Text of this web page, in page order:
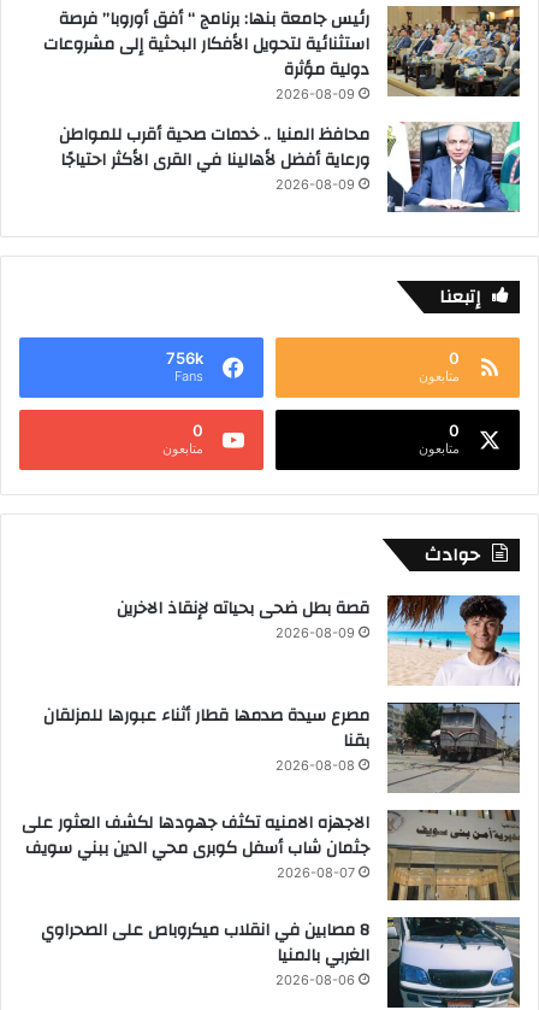
رئيس جامعة بنها: برنامج “ أفق أوروبا” فرصة
استثنائية لتحويل الأفكار البحثية إلى مشروعات
دولية مؤثرة
2026-08-09
محافظ المنيا .. خدمات صحية أقرب للمواطن
ورعاية أفضل لأهالينا في القرى الأكثر احتياجًا
2026-08-09
إتبعنا
0
متابعون
756k
Fans
0
متابعون
0
متابعون
حوادث
قصة بطل ضحى بحياته لإنقاذ الاخرين
2026-08-09
مصرع سيدة صدمها قطار أثناء عبورها للمزلقان
بقنا
2026-08-08
الاجهزه الامنيه تكثف جهودها لكشف العثور على
جثمان شاب أسفل كوبرى محي الدين ببني سويف
2026-08-07
8 مصابين في انقلاب ميكروباص على الصحراوي
الغربي بالمنيا
2026-08-06